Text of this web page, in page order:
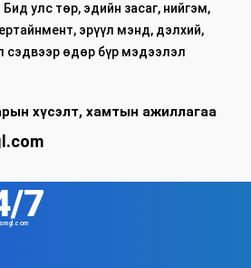
улс төр, эдийн засаг, нийгэм,
эрүүл мэнд, дэлхий,
сэдвээр өдөр бүр мэдээлэл
хүсэлт, хамтын ажиллагаа
7